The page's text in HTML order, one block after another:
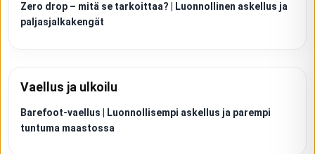
Zero drop – mitä se tarkoittaa? | Luonnollinen askellus ja
paljasjalkakengät
Vaellus ja ulkoilu
Barefoot-vaellus | Luonnollisempi askellus ja parempi
tuntuma maastossa